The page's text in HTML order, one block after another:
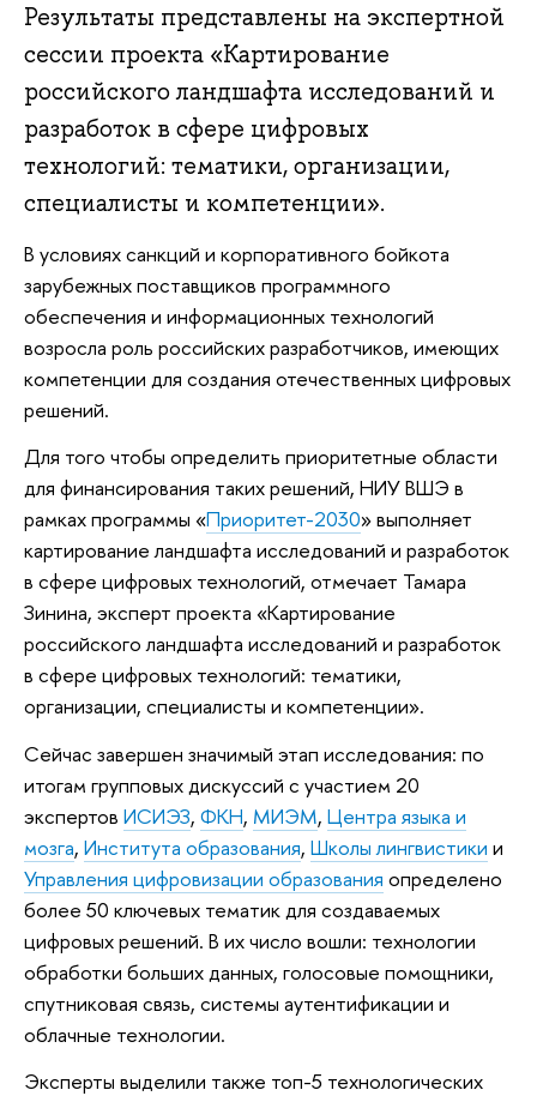
Результаты представлены на экспертной
сессии проекта «Картирование
российского ландшафта исследований и
разработок в сфере цифровых
технологий: тематики, организации,
специалисты и компетенции».
В условиях санкций и корпоративного бойкота
зарубежных поставщиков программного
обеспечения и информационных технологий
возросла роль российских разработчиков, имеющих
компетенции для создания отечественных цифровых
решений.
Для того чтобы определить приоритетные области
для финансирования таких решений, НИУ ВШЭ в
рамках программы «Приоритет-2030» выполняет
картирование ландшафта исследований и разработок
в сфере цифровых технологий, отмечает Тамара
Зинина, эксперт проекта «Картирование
российского ландшафта исследований и разработок
в сфере цифровых технологий: тематики,
организации, специалисты и компетенции».
Сейчас завершен значимый этап исследования: по
итогам групповых дискуссий с участием 20
экспертов ИСИЭЗ, ФКН, МИЭМ, Центра языка и
мозга, Института образования, Школы лингвистики и
Управления цифровизации образования определено
более 50 ключевых тематик для создаваемых
цифровых решений. В их число вошли: технологии
обработки больших данных, голосовые помощники,
спутниковая связь, системы аутентификации и
облачные технологии.
Эксперты выделили также топ-5 технологических